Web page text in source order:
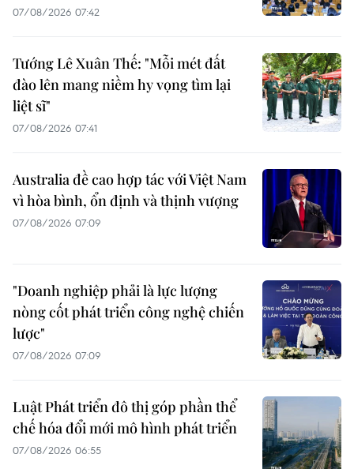
07/08/2026 07:42
Tướng Lê Xuân Thế: "Mỗi mét đất
đào lên mang niềm hy vọng tìm lại
liệt sĩ"
07/08/2026 07:41
Australia đề cao hợp tác với Việt Nam
vì hòa bình, ổn định và thịnh vượng
07/08/2026 07:09
"Doanh nghiệp phải là lực lượng
nòng cốt phát triển công nghệ chiến
lược"
07/08/2026 07:09
Luật Phát triển đô thị góp phần thể
chế hóa đổi mới mô hình phát triển
07/08/2026 06:55